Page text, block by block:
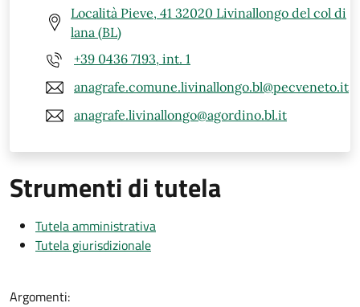
Località Pieve, 41 32020 Livinallongo del col di
lana (BL)
+39 0436 7193, int. 1
anagrafe.comune.livinallongo.bl@pecveneto.it
anagrafe.livinallongo@agordino.bl.it
Strumenti di tutela
Tutela amministrativa
Tutela giurisdizionale
Argomenti: